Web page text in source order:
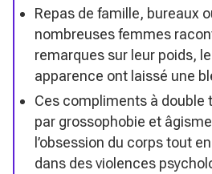
Repas de famille, bureaux
nombreuses femmes
remarques sur leur poids,
apparence ont laissé une
Ces compliments à double
par grossophobie et
l’obsession du corps tout
dans des violences